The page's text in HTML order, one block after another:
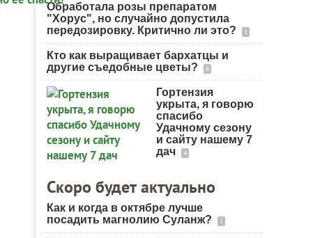
Обработала розы препаратом
"Хорус", но случайно допустила
передозировку. Критично ли это?
1
Кто как выращивает бархатцы и
другие съедобные цветы?
6
Гортензия
укрыта, я говорю
спасибо
Удачному сезону
и сайту нашему 7
дач
4
Скоро будет актуально
Как и когда в октябре лучше
посадить магнолию Суланж?
1